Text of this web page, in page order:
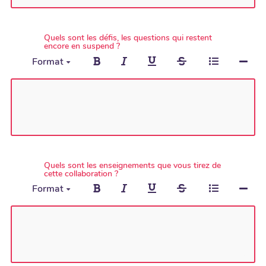
Quels sont les défis, les questions qui restent
encore en suspend ?
Format
Quels sont les enseignements que vous tirez de
cette collaboration ?
Format